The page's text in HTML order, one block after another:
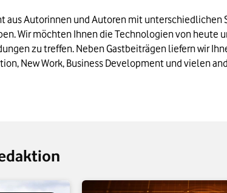
aus Autorinnen und Autoren mit
Wir möchten Ihnen die Technologien von heute
zu treffen. Neben Gastbeiträgen liefern wir
New Work, Business Development und vielen